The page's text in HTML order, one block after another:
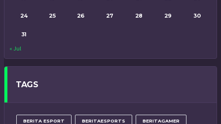
24 25 26 27 28 29 30
31
« Jul
TAGS
BERITA ESPORT BERITAESPORTS BERITAGAMER